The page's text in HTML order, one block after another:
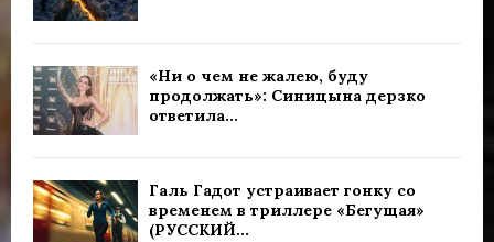
«Ни о чем не жалею, буду
продолжать»: Синицына дерзко
ответила...
Галь Гадот устраивает гонку со
временем в триллере «Бегущая»
(РУССКИЙ...